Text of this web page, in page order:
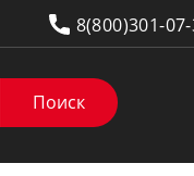
8(800)301-
Поиск